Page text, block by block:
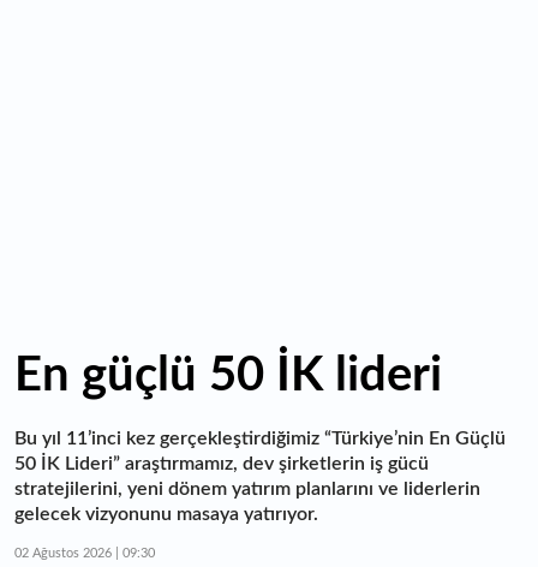
En güçlü 50 İK lideri
Bu yıl 11’inci kez gerçekleştirdiğimiz “Türkiye’nin En Güçlü
50 İK Lideri” araştırmamız, dev şirketlerin iş gücü
stratejilerini, yeni dönem yatırım planlarını ve liderlerin
gelecek vizyonunu masaya yatırıyor.
02 Ağustos 2026 | 09:30